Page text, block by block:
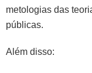
metologias das
públicas.
Além disso: